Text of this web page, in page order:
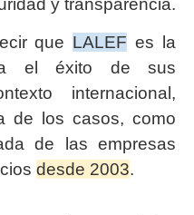
que LALEF es la
el éxito de sus
internacional,
de los casos, como
de las empresas
desde 2003.